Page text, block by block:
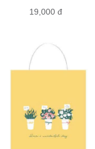
19,000 đ